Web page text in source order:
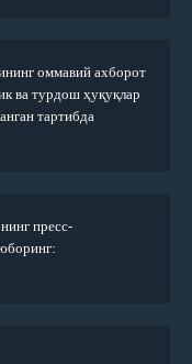
оммавий ахборот
ва турдош ҳуқуқлар
тартибда
пресс-